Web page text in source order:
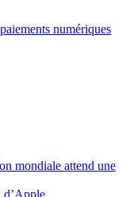
numériques
mondiale attend une
d’Apple